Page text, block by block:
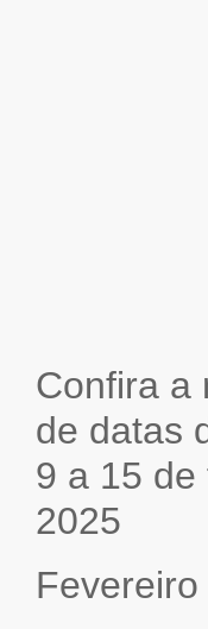
Confira a
de datas
9 a 15 de
2025